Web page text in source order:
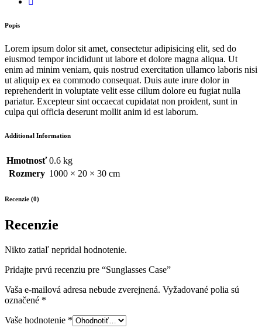
Popis
Lorem ipsum dolor sit amet, consectetur adipisicing elit, sed do
eiusmod tempor incididunt ut labore et dolore magna aliqua. Ut
enim ad minim veniam, quis nostrud exercitation ullamco laboris nisi
ut aliquip ex ea commodo consequat. Duis aute irure dolor in
reprehenderit in voluptate velit esse cillum dolore eu fugiat nulla
pariatur. Excepteur sint occaecat cupidatat non proident, sunt in
culpa qui officia deserunt mollit anim id est laborum.
Additional Information
Hmotnosť 0.6 kg
Rozmery 1000 × 20 × 30 cm
Recenzie (0)
Recenzie
Nikto zatiaľ nepridal hodnotenie.
Pridajte prvú recenziu pre “Sunglasses Case”
Vaša e-mailová adresa nebude zverejnená. Vyžadované polia sú
označené *
Vaše hodnotenie *